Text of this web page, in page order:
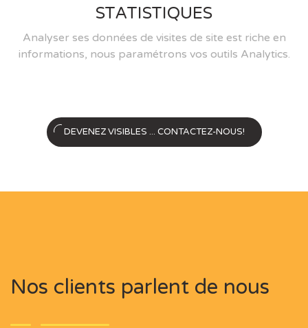
STATISTIQUES
Analyser ses données de visites de site est riche en
informations, nous paramétrons vos outils Analytics.
DEVENEZ VISIBLES ... CONTACTEZ-NOUS!
Nos clients parlent de nous